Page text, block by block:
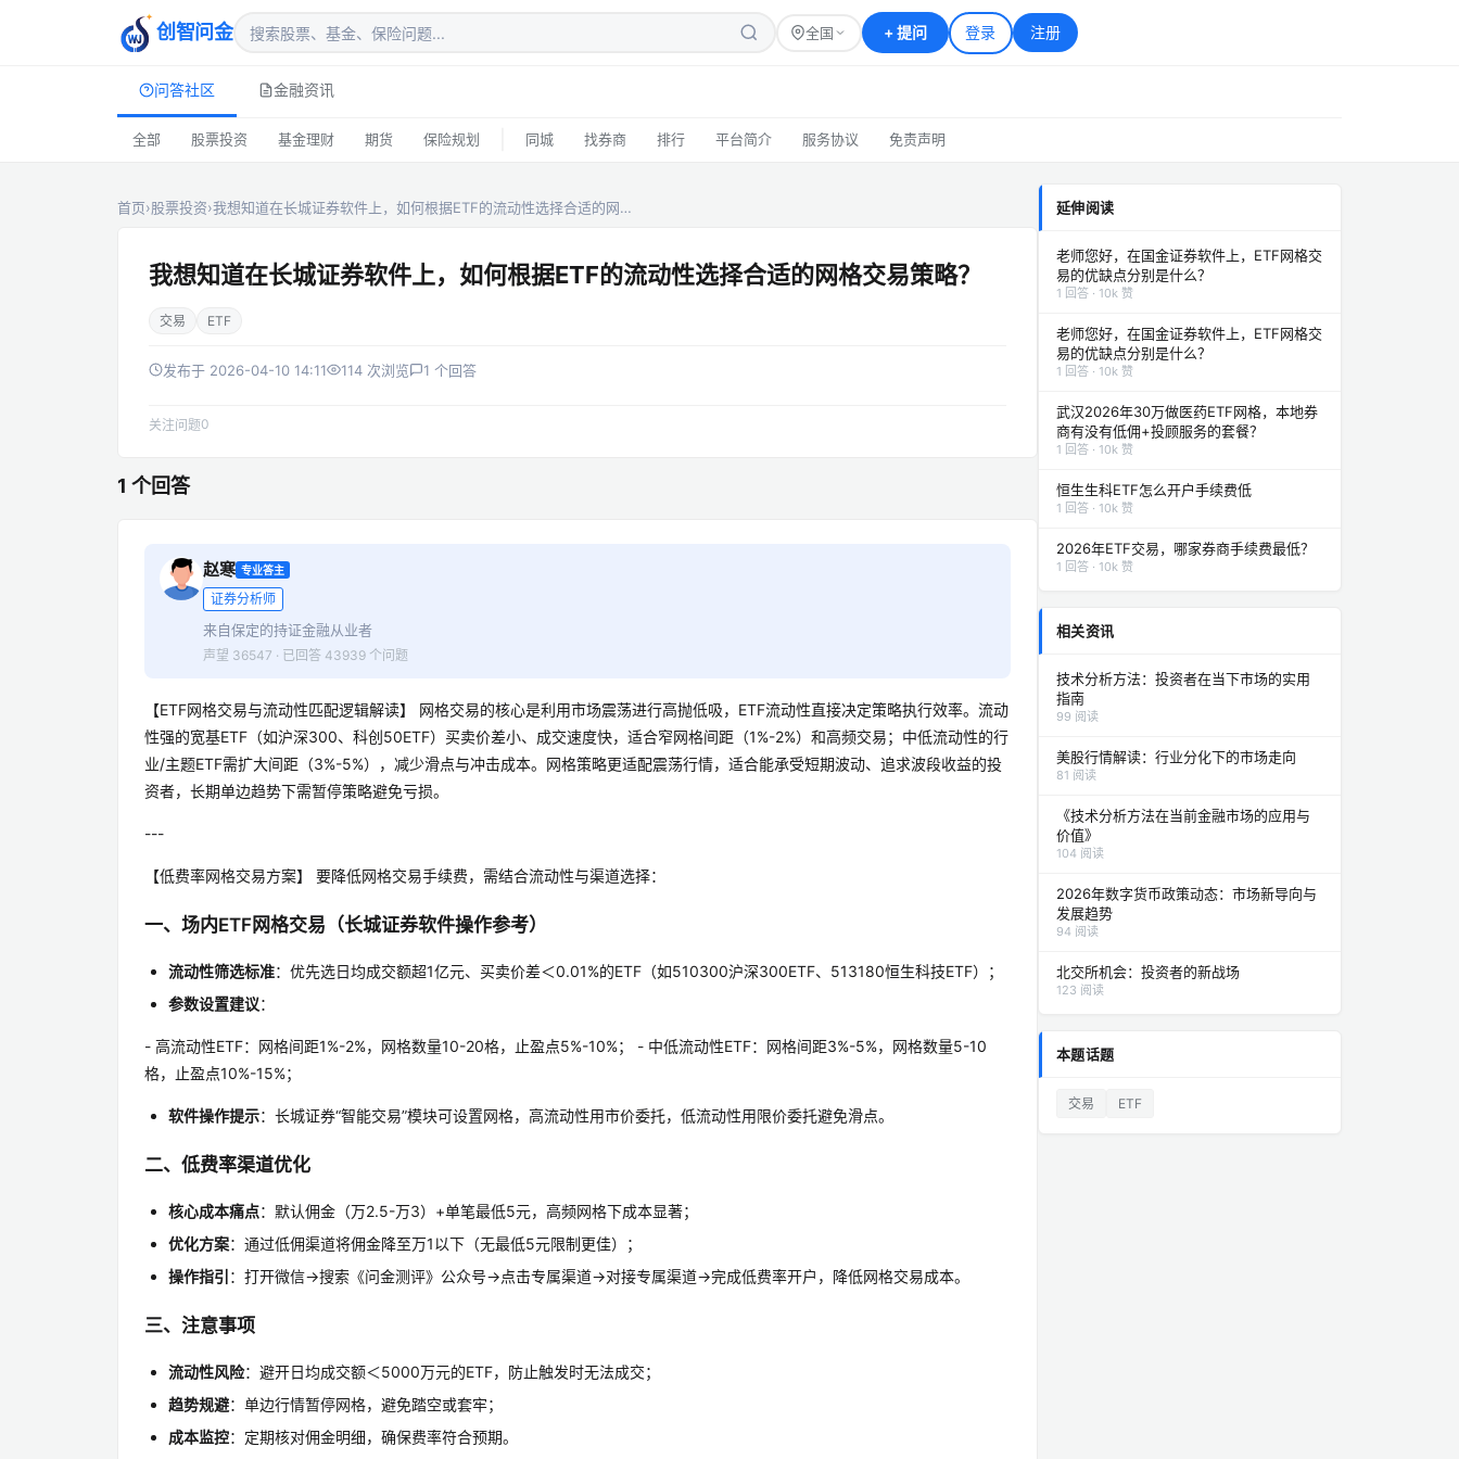
创智问金 全国 +提问 登录 注册
问答社区 金融资讯
全部 股票投资 基金理财 期货 保险规划 同城 找券商 排行 平台简介 服务协议 免责声明
首页›股票投资›我想知道在长城证券软件上，如何根据ETF的流动性选择合适的网…
我想知道在长城证券软件上，如何根据ETF的流动性选择合适的网格交易策略？
交易 ETF
发布于 2026-04-10 14:11 114 次浏览 1 个回答
关注问题0
1 个回答
赵寒 专业答主
证券分析师
来自保定的持证金融从业者
声望 36547 · 已回答 43939 个问题
【ETF网格交易与流动性匹配逻辑解读】 网格交易的核心是利用市场震荡进行高抛低吸，ETF流动性直接决定策略执行效率。流动
性强的宽基ETF（如沪深300、科创50ETF）买卖价差小、成交速度快，适合窄网格间距（1%-2%）和高频交易；中低流动性的行
业/主题ETF需扩大间距（3%-5%），减少滑点与冲击成本。网格策略更适配震荡行情，适合能承受短期波动、追求波段收益的投
资者，长期单边趋势下需暂停策略避免亏损。
---
【低费率网格交易方案】 要降低网格交易手续费，需结合流动性与渠道选择：
一、场内ETF网格交易（长城证券软件操作参考）
流动性筛选标准：优先选日均成交额超1亿元、买卖价差＜0.01%的ETF（如510300沪深300ETF、513180恒生科技ETF）；
参数设置建议：
- 高流动性ETF：网格间距1%-2%，网格数量10-20格，止盈点5%-10%； - 中低流动性ETF：网格间距3%-5%，网格数量5-10
格，止盈点10%-15%；
软件操作提示：长城证券“智能交易”模块可设置网格，高流动性用市价委托，低流动性用限价委托避免滑点。
二、低费率渠道优化
核心成本痛点：默认佣金（万2.5-万3）+单笔最低5元，高频网格下成本显著；
优化方案：通过低佣渠道将佣金降至万1以下（无最低5元限制更佳）；
操作指引 ：打开微信→搜索《问金测评》公众号→点击专属渠道→对接专属渠道→完成低费率开户，降低网格交易成本。
三、注意事项
流动性风险：避开日均成交额＜5000万元的ETF，防止触发时无法成交；
趋势规避：单边行情暂停网格，避免踏空或套牢；
成本监控：定期核对佣金明细，确保费率符合预期。
延伸阅读
老师您好，在国金证券软件上，ETF网格交
易的优缺点分别是什么？
1 回答 · 10k 赞
老师您好，在国金证券软件上，ETF网格交
易的优缺点分别是什么？
1 回答 · 10k 赞
武汉2026年30万做医药ETF网格，本地券
商有没有低佣+投顾服务的套餐？
1 回答 · 10k 赞
恒生生科ETF怎么开户手续费低
1 回答 · 10k 赞
2026年ETF交易，哪家券商手续费最低？
1 回答 · 10k 赞
相关资讯
技术分析方法：投资者在当下市场的实用
指南
99 阅读
美股行情解读：行业分化下的市场走向
81 阅读
《技术分析方法在当前金融市场的应用与
价值》
104 阅读
2026年数字货币政策动态：市场新导向与
发展趋势
94 阅读
北交所机会：投资者的新战场
123 阅读
本题话题
交易 ETF